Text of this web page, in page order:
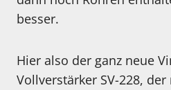
besser.
Hier also der ganz neue
Vollverstärker SV-228,